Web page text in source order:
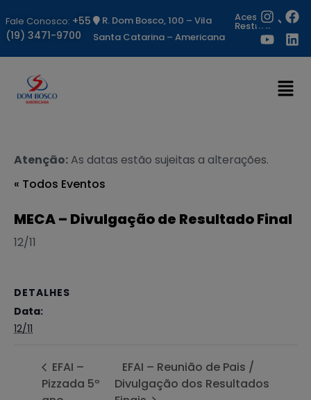
Fale Conosco: +55
(19) 3471-9700
R. Dom Bosco, 100 – Vila
Santa Catarina – Americana
Acesso
Restrito
Atenção:As datas estão sujeitas a alterações.
« Todos Eventos
MECA – Divulgação de Resultado Final
12/11
DETALHES
Data:
12/11
EFAI –
Pizzada 5º
EFAI – Reunião de Pais /
Divulgação dos Resultados